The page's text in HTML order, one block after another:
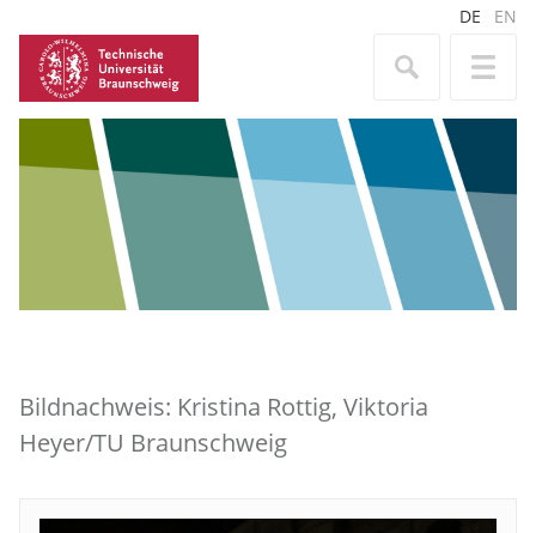
DE EN
Bildnachweis: Kristina Rottig, Viktoria
Heyer/TU Braunschweig